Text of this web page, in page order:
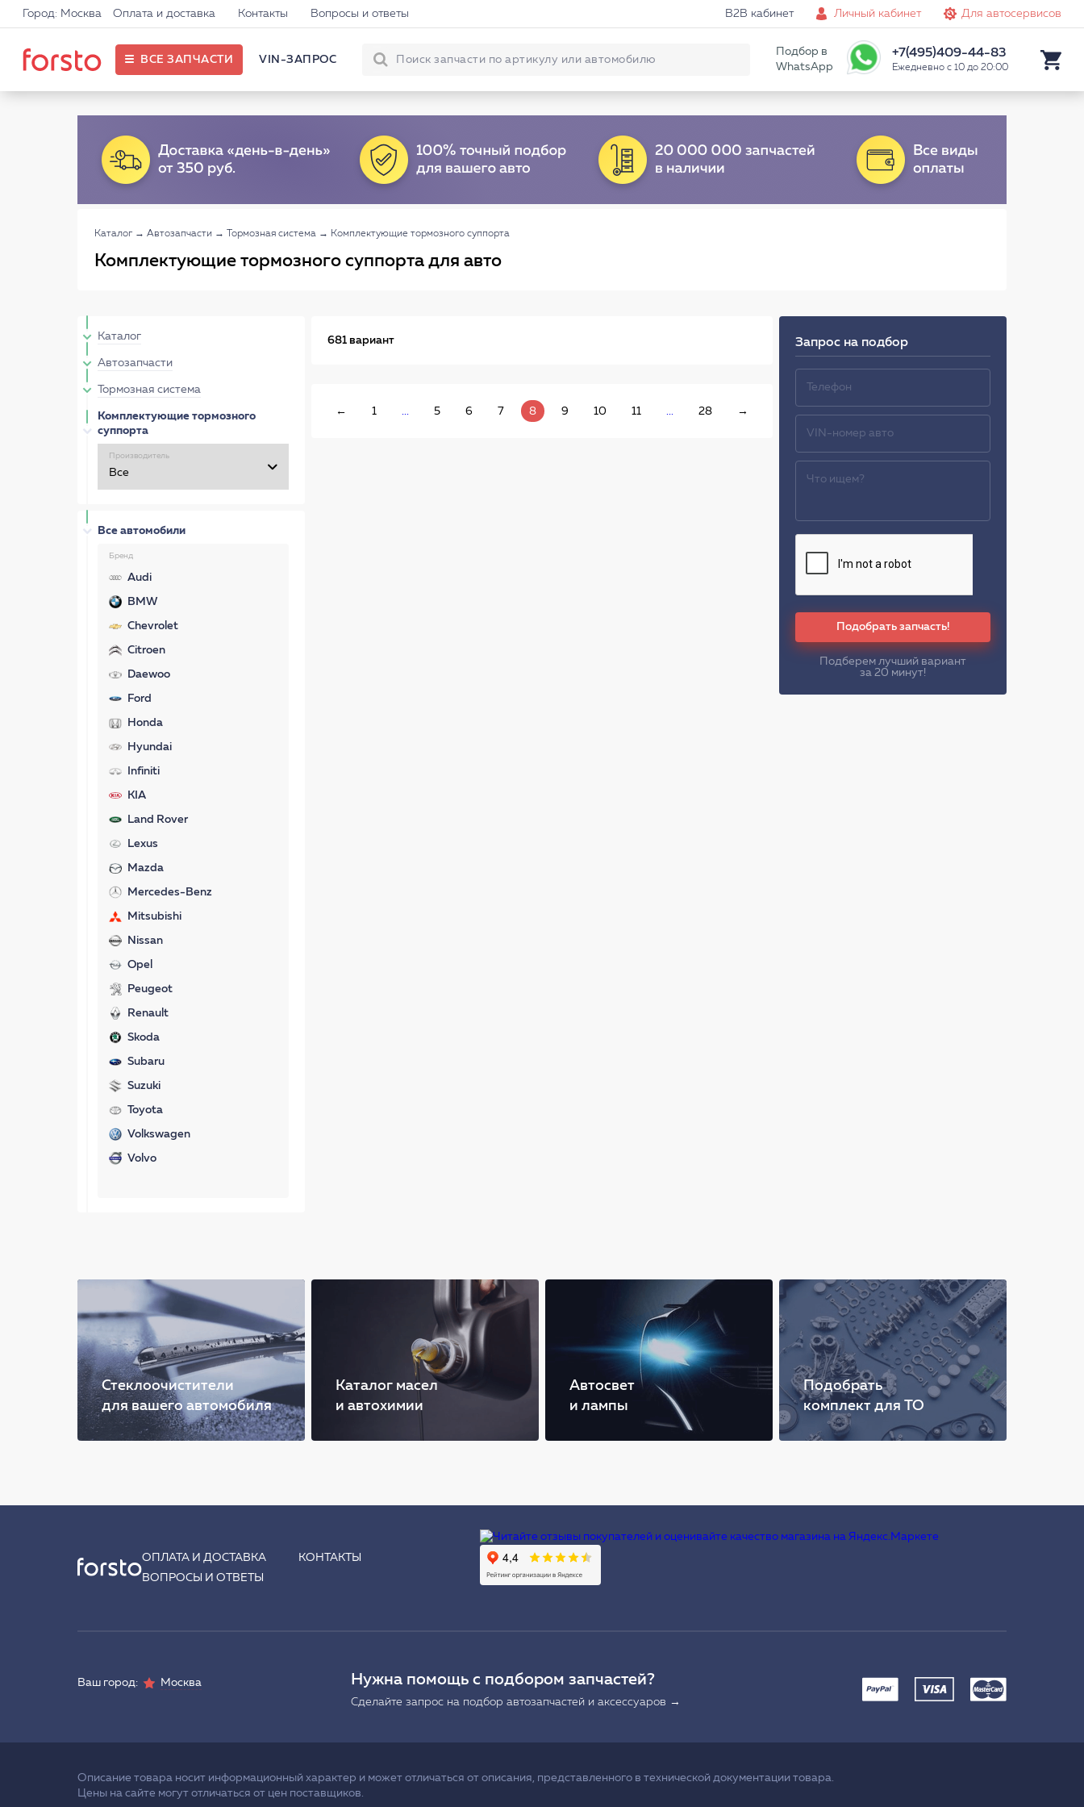
Город: Москва Оплата и доставка Контакты Вопросы и ответы B2B кабинет Личный кабинет Для автосервисов
ВСЕ ЗАПЧАСТИ VIN-ЗАПРОС
Подбор в
WhatsApp
+7(495)409-44-83
Ежедневно с 10 до 20:00
Каталог → Автозапчасти → Тормозная система → Комплектующие тормозного суппорта
Комплектующие тормозного суппорта для авто
Каталог
Автозапчасти
Тормозная система
Комплектующие тормозного
суппорта
Производитель
Все автомобили
Бренд
Audi
BMW
Chevrolet
Citroen
Daewoo
Ford
Honda
Hyundai
Infiniti
KIA
Land Rover
Lexus
Mazda
Mercedes-Benz
Mitsubishi
Nissan
Opel
Peugeot
Renault
Skoda
Subaru
Suzuki
Toyota
Volkswagen
Volvo
681 вариант
← 1 ... 5 6 7 8 9 10 11 ... 28 →
Запрос на подбор
Подобрать запчасть!
Подберем лучший вариант
за 20 минут!
Стеклоочистители
для вашего автомобиля
Каталог масел
и автохимии
Автосвет
и лампы
Подобрать
комплект для ТО
ОПЛАТА И ДОСТАВКА
КОНТАКТЫ
ВОПРОСЫ И ОТВЕТЫ
Ваш город: Москва Нужна помощь с подбором запчастей?
Сделайте запрос на подбор автозапчастей и аксессуаров →
Описание товара носит информационный характер и может отличаться от описания, представленного в технической документации товара.
Цены на сайте могут отличаться от цен поставщиков.